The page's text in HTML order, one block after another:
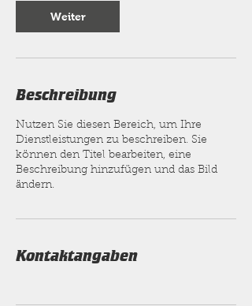
Weiter
Beschreibung
Nutzen Sie diesen Bereich, um Ihre
Dienstleistungen zu beschreiben. Sie
können den Titel bearbeiten, eine
Beschreibung hinzufügen und das Bild
ändern.
Kontaktangaben